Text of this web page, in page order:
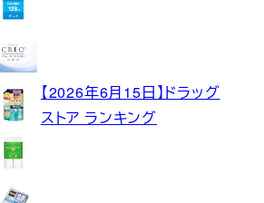
【2026年6月15日】ドラッグ
ストア ランキング